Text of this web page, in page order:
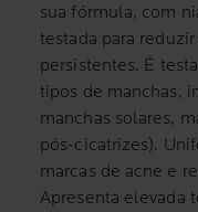
sua fórmula, com
testada para
persistentes. É
tipos de manchas,
manchas solares,
pós-cicatrizes).
marcas de acne e
Apresenta elevada